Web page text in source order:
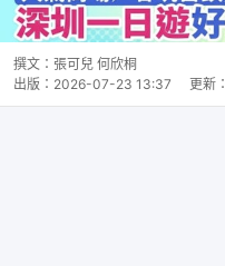
撰文： 張可兒 何欣桐
出版： 2026-07-23 13:37 更新：